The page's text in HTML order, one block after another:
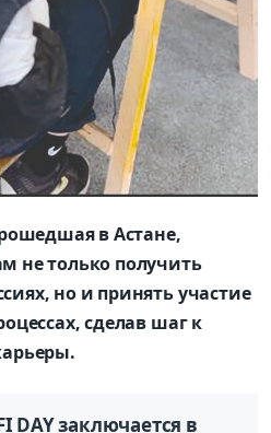
в Астане,
не только получить
но и принять участие
сделав шаг к
DAY заключается в